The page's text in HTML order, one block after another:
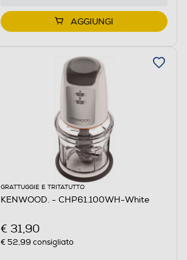
AGGIUNGI
GRATTUGGIE E TRITATUTTO
KENWOOD. - CHP61.100WH-White
€ 31,90
€ 52,99 consigliato